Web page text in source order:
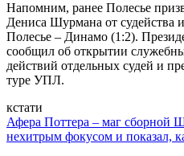
Напомним, ранее Полесье
Дениса Шурмана от судейства
Полесье – Динамо (1:2).
сообщил об открытии
действий отдельных судей и
туре УПЛ.
кстати
Афера Поттера – маг сборной
нехитрым фокусом и показал,